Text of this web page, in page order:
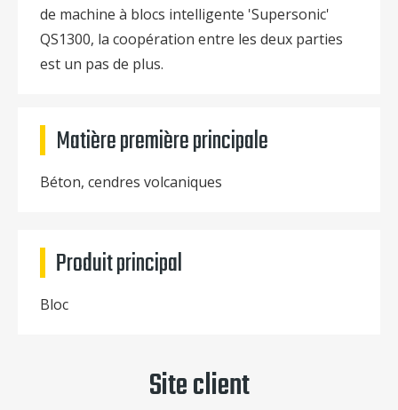
de machine à blocs intelligente 'Supersonic'
QS1300, la coopération entre les deux parties
est un pas de plus.
Matière première principale
Béton, cendres volcaniques
Produit principal
Bloc
Site client